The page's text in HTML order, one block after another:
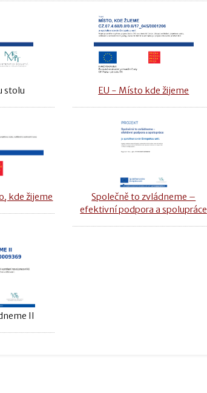
stolu EU - Místo kde žijeme
kde žijeme
Společně to zvládneme –
efektivní podpora a spolupráce
II